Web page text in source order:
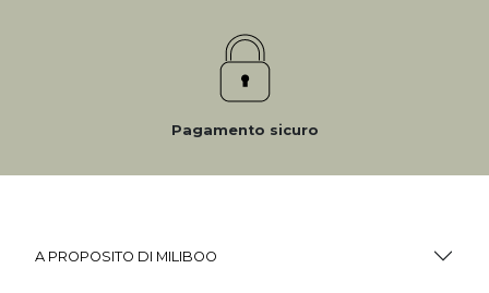
Pagamento sicuro
A PROPOSITO DI MILIBOO